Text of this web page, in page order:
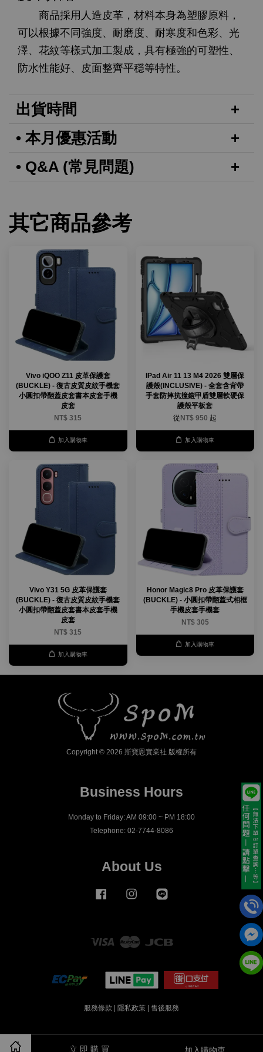
立 即 購 買
商品採用人造皮革，材料本身為塑膠原料，
可以根據不同強度、耐磨度、耐寒度和色彩、光
澤、花紋等樣式加工製成，具有極強的可塑性、
防水性能好、皮面整齊平穩等特性。
出貨時間
• 本月優惠活動
• Q&A (常見問題)
其它商品參考
Vivo iQOO Z11 皮革保護套
(BUCKLE) - 復古皮質皮紋手機套
小圓扣帶翻蓋皮套書本皮套手機
皮套
NT$ 315
加入購物車
IPad Air 11 13 M4 2026 雙層保
護殼(INCLUSIVE) - 全套含背帶
手套防摔抗撞鎧甲盾雙層軟硬保
護殼平板套
從NT$ 950 起
加入購物車
Vivo Y31 5G 皮革保護套
(BUCKLE) - 復古皮質皮紋手機套
小圓扣帶翻蓋皮套書本皮套手機
皮套
NT$ 315
加入購物車
Honor Magic8 Pro 皮革保護套
(BUCKLE) - 小圓扣帶翻蓋式相框
手機皮套手機套
NT$ 305
加入購物車
Copyright © 2026 斯寶恩實業社 版權所有
Business Hours
Monday to Friday: AM 09:00 ~ PM 18:00
Telephone: 02-7744-8086
About Us
Facebook Instagram
Visa Master
服務條款 隱私政策 售後服務